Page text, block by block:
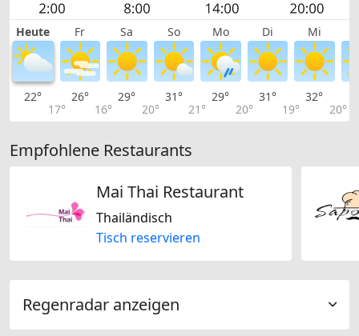
Heute Fr Sa So Mo Di Mi
22°
17°
26°
16°
29°
20°
31°
21°
29°
20°
31°
19°
32°
20°
Empfohlene Restaurants
Mai Thai Restaurant
Thailändisch
Tisch reservieren
Regenradar anzeigen